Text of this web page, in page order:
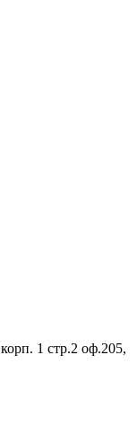
1 стр.2 оф.205,